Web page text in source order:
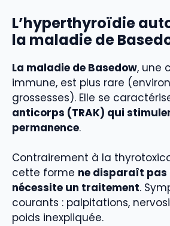
L’hyperthyroïdie
la maladie de
La maladie de Basedow, une
immune, est plus rare
grossesses). Elle se
anticorps (TRAK) qui
permanence.
Contrairement à la
cette forme ne disparaît pas
nécessite un traitement.
courants : palpitations,
poids inexpliquée.